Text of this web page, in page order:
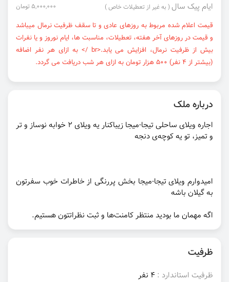
ایام پیک سال ( به غیر از تعطیلات خاص ) 5,000,000 تومان
قیمت اعلام شده مربوط به روزهای عادی و تا سقف ظرفیت نرمال میباشد
و قیمت در روزهای آخر هفته، تعطیلات، مناسبت ها، ایام نوروز و یا نفرات
بیش از ظرفیت نرمال، افزایش می یابد.<br /> به ازای هر نفر اضافه
(بیشتر از 4 نفر) 500 هزار تومان به ازای هر شب دریافت می گردد.
درباره ملک
اجاره ویلای ساحلی تیجا-میجا زیباکنار یه ویلای 2 خوابه نوساز و تر
و تمیز، تو یه کوچه‌ی دنجه
امیدوارم ویلای تیجا-میجا بخش پررنگی از خاطرات خوب سفرتون
به گیلان باشه
اگه مهمان ما بودید منتظر کامنت‌ها و ثبت نظراتتون هستیم.
ظرفیت
ظرفیت استاندارد : 4 نفر